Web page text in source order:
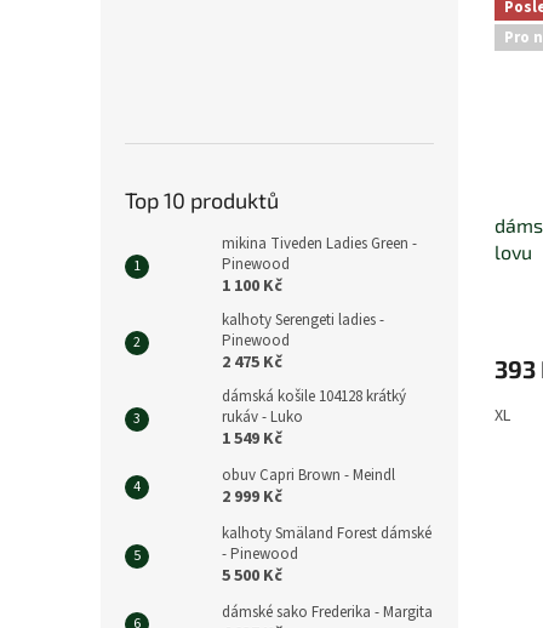
Top 10 produktů
mikina Tiveden Ladies Green -
Pinewood
1 100 Kč
kalhoty Serengeti ladies -
Pinewood
2 475 Kč
dámská košile 104128 krátký
rukáv - Luko
1 549 Kč
obuv Capri Brown - Meindl
2 999 Kč
kalhoty Smäland Forest dámské
- Pinewood
5 500 Kč
dámské sako Frederika - Margita
Pro
lovu
393
XL